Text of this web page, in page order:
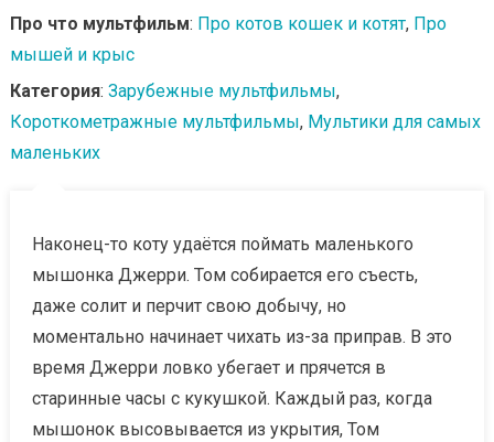
Про что мультфильм: Про котов кошек и котят, Про
мышей и крыс
Категория: Зарубежные мультфильмы,
Короткометражные мультфильмы, Мультики для самых
маленьких
Наконец-то коту удаётся поймать маленького
мышонка Джерри. Том собирается его съесть,
даже солит и перчит свою добычу, но
моментально начинает чихать из-за приправ. В это
время Джерри ловко убегает и прячется в
старинные часы с кукушкой. Каждый раз, когда
мышонок высовывается из укрытия, Том